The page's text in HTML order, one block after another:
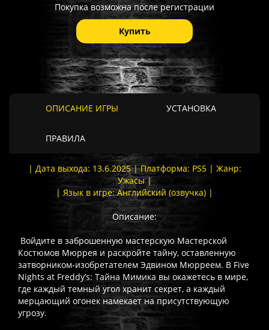
Покупка возможна после регистрации
Купить
ОПИСАНИЕ ИГРЫ УСТАНОВКА
ПРАВИЛА
| Дата выхода: 13.6.2025 | Платформа: PS5 | Жанр:
Ужасы |
| Язык в игре: Английский (озвучка) |
Описание:
Войдите в заброшенную мастерскую Мастерской
Костюмов Мюррея и раскройте тайну, оставленную
затворником-изобретателем Эдвином Мюрреем. В Five
Nights at Freddy’s: Тайна Мимика вы окажетесь в мире,
где каждый темный угол хранит секрет, а каждый
мерцающий огонек намекает на присутствующую
угрозу.